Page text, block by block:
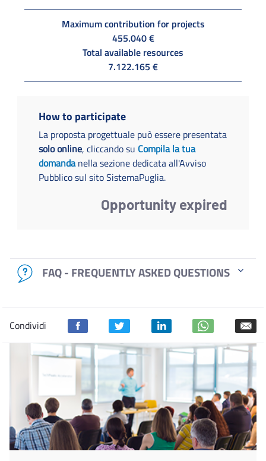
Maximum contribution for projects
455.040 €
Total available resources
7.122.165 €
How to participate
La proposta progettuale può essere presentata
solo online, cliccando su Compila la tua
domandanella sezione dedicata all'Avviso
Pubblico sul sito SistemaPuglia.
Opportunity expired
FAQ - FREQUENTLY ASKED QUESTIONS
Condividi